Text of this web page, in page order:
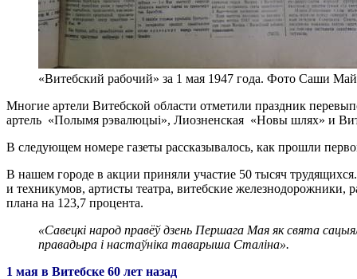
«Витебский рабочий» за 1 мая 1947 года. Фото Саши Май
Многие артели Витебской области отметили праздник
артель «Полымя рэвалюцыі», Лиозненская «Новы шлях» и
В следующем номере газеты рассказывалось, как прошли
В нашем городе в акции приняли участие 50 тысяч
и техникумов, артисты театра, витебские
плана на 123,7 процента.
«Савецкі народ правёў дзень Першага Мая як свята
правадыра і настаўніка таварыша Сталіна».
1 мая в Витебске 60 лет назад